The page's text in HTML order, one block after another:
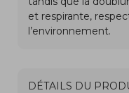
DÉTAILS DU